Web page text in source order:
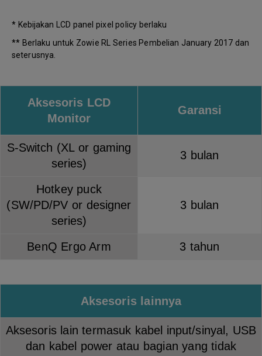
* Kebijakan LCD panel pixel policy berlaku
** Berlaku untuk Zowie RL Series Pembelian January 2017 dan
seterusnya.
Aksesoris LCD
Monitor
Garansi
S-Switch (XL or gaming
series)
3 bulan
Hotkey puck
(SW/PD/PV or designer
series)
3 bulan
BenQ Ergo Arm 3 tahun
Aksesoris lainnya
Aksesoris lain termasuk kabel input/sinyal, USB
dan kabel power atau bagian yang tidak